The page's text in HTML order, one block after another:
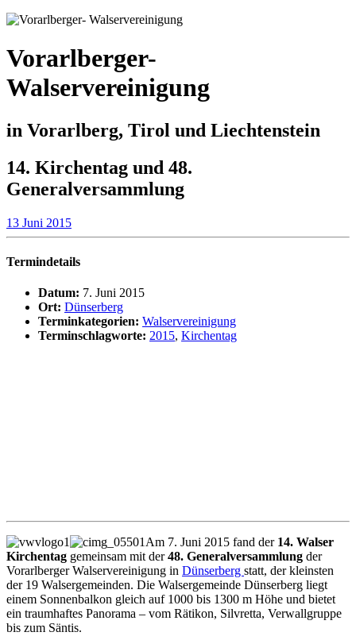
Vorarlberger-
Walservereinigung
in Vorarlberg, Tirol und Liechtenstein
14. Kirchentag und 48.
Generalversammlung
13 Juni 2015
Termindetails
Datum: 7. Juni 2015
Ort: Dünserberg
Terminkategorien: Walservereinigung
Terminschlagworte: 2015, Kirchentag
Am 7. Juni 2015 fand der 14. Walser
Kirchentag gemeinsam mit der48. Generalversammlung der
Vorarlberger Walservereinigung in Dünserberg statt, der kleinsten
der 19 Walsergemeinden. Die Walsergemeinde Dünserberg liegt
einem Sonnenbalkon gleich auf 1000 bis 1300 m Höhe und bietet
ein traumhaftes Panorama – vom Rätikon, Silvretta, Verwallgruppe
bis zum Säntis.